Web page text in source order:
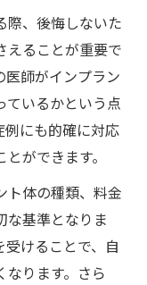
際、後悔しないた
えることが重要で
医師がインプラン
ているかという点
例にも的確に対応
ができます。
ト体の種類、料金
な基準となりま
けることで、自
ります。さら